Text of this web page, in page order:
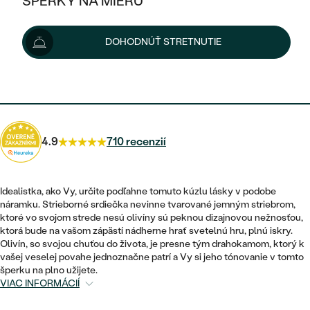
KOMBINOVANÉ ZLATO
PODĽA ŠTÝLU
ETERNITY
VINTAGE
NETRADIČNÉ
TEPANÉ
POSTRANNÉ DRAHOKAMY
HALO
VINTAGE
SET ZÁSNUBNÉHO PRSTEŇA A
NETRADIČNÉ
ZOSTAVTE SI PRSTEŇ
ZAČAŤ S PRSTEŇOM
VÝPREDAJ
ŠPERKY ČO POMÁHAJÚ
PODĽA TYPU
NÁUŠNICE
PRSTENE
PRÍVESKY
NÁRAMKY
SETY
PLATINOVÉ
NAPICHOVACIE
KRUHOVÉ
MINIMALISTICKÉ
VISIACE
SOLITÉR
V TVARE SRDCA
ZLATÉ
STRIEBORNÉ
PODĽA ŠTÝLU
SOLITÉR
NARODENIE DIEŤAŤA
PERSONALIZOVANÉ
SO ZNAMENÍM ZVEROKRUHU
VÝPREDAJ
ZLATÉ
STRIEBORNÉ
PODĽA ŠTÝLU
ETERNITY
MINIMALISTICKÉ
DOHODNÚŤ STRETNUTIE
198 €
Možnosti doručenia
4.9 710 recenzií
Idealistka, ako Vy, určite podľahne tomuto kúzlu lásky v podobe
náramku. Strieborné srdiečka nevinne tvarované jemným striebrom,
ktoré vo svojom strede nesú olivíny sú peknou dizajnovou nežnosťou,
ktorá bude na vašom zápästí nádherne hrať svetelnú hru, plnú iskry.
Olivín, so svojou chuťou do života, je presne tým drahokamom, ktorý k
vašej veselej povahe jednoznačne patrí a Vy si jeho tónovanie v tomto
šperku na plno užijete.
VIAC INFORMÁCIÍ